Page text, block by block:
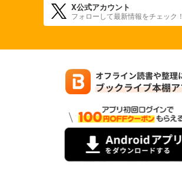
X公式アカウント
フォローして最新情報をチェック！